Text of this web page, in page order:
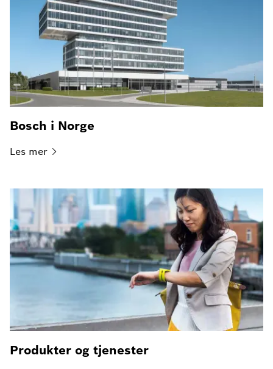
Bosch i Norge
Les mer
Produkter og tjenester